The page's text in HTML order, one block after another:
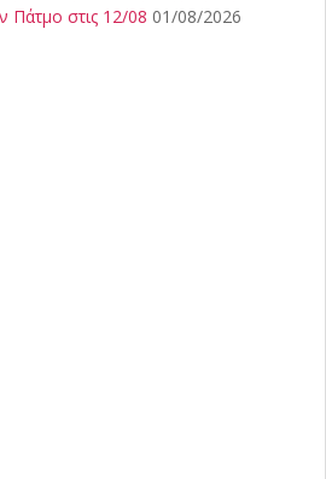
Πάτμο στις 12/08 01/08/2026